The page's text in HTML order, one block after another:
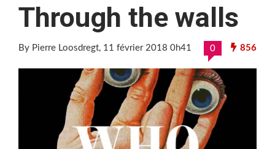
Through the walls
By Pierre Loosdregt, 11 février 2018 0h41 0 856